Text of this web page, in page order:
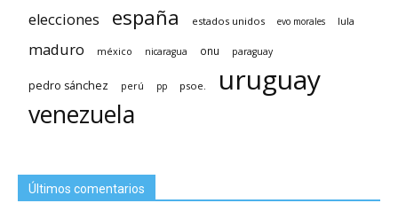
elecciones españa estados unidos evo morales lula
maduro méxico nicaragua onu paraguay
pedro sánchez perú pp psoe. uruguay
venezuela
Últimos comentarios